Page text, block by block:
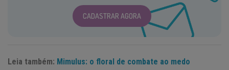
CADASTRAR AGORA
Leia também: Mimulus: o floral de combate ao medo